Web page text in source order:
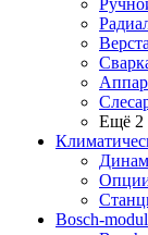
Ещё 2
Bosch-modul